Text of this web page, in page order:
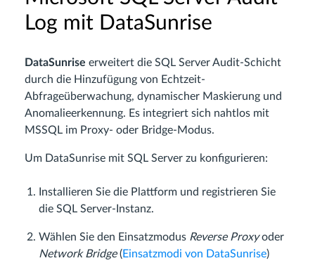
Log mit DataSunrise
DataSunrise erweitert die SQL Server Audit-Schicht
durch die Hinzufügung von Echtzeit-
Abfrageüberwachung, dynamischer Maskierung und
Anomalieerkennung. Es integriert sich nahtlos mit
MSSQL im Proxy- oder Bridge-Modus.
Um DataSunrise mit SQL Server zu konfigurieren:
Installieren Sie die Plattform und registrieren Sie
die SQL Server-Instanz.
Wählen Sie den Einsatzmodus Reverse Proxyoder
Network Bridge(Einsatzmodi von DataSunrise)